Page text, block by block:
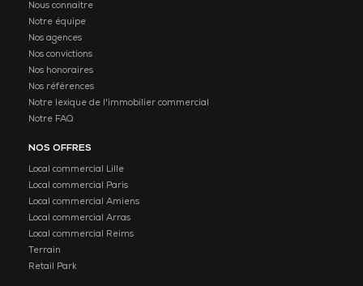
Nous connaitre
Notre équipe
Nos agences
Nos convictions
Nos honoraires
Nos références
Notre lexique de l'immobilier commercial
Notre FAQ
NOS OFFRES
Local commercial Lille
Local commercial Paris
Local commercial Amiens
Local commercial Arras
Local commercial Reims
Terrain
Retail Park